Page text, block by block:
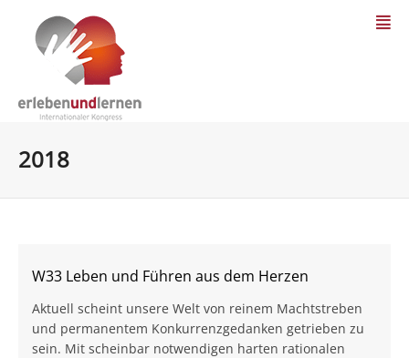
2018
W33 Leben und Führen aus dem Herzen
Aktuell scheint unsere Welt von reinem Machtstreben
und permanentem Konkurrenzgedanken getrieben zu
sein. Mit scheinbar notwendigen harten rationalen